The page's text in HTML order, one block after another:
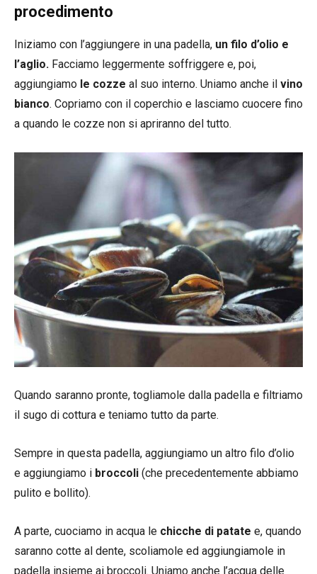
procedimento
Iniziamo con l’aggiungere in una padella, un filo d’olio e
l’aglio. Facciamo leggermente soffriggere e, poi,
aggiungiamo le cozze al suo interno. Uniamo anche il vino
bianco. Copriamo con il coperchio e lasciamo cuocere fino
a quando le cozze non si apriranno del tutto.
Quando saranno pronte, togliamole dalla padella e filtriamo
il sugo di cottura e teniamo tutto da parte.
Sempre in questa padella, aggiungiamo un altro filo d’olio
e aggiungiamo i broccoli (che precedentemente abbiamo
pulito e bollito).
A parte, cuociamo in acqua le chicche di patate e, quando
saranno cotte al dente, scoliamole ed aggiungiamole in
padella insieme ai broccoli. Uniamo anche l’acqua delle